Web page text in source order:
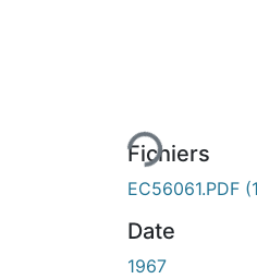
de chargement...Fichiers
EC56061.PDF
Date
1967